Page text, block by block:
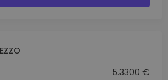
5.3300 €